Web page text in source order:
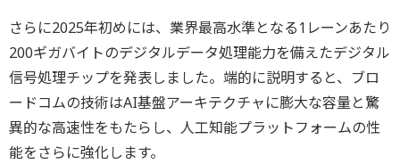
さらに2025年初めには、業界最高水準となる1レーンあたり
200ギガバイトのデジタルデータ処理能力を備えたデジタル
信号処理チップを発表しました。端的に説明すると、ブロ
ードコムの技術はAI基盤アーキテクチャに膨大な容量と驚
異的な高速性をもたらし、人工知能プラットフォームの性
能をさらに強化します。